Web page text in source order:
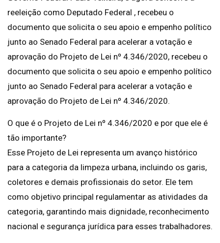
reeleição como Deputado Federal , recebeu o
documento que solicita o seu apoio e empenho político
junto ao Senado Federal para acelerar a votação e
aprovação do Projeto de Lei nº 4.346/2020, recebeu o
documento que solicita o seu apoio e empenho político
junto ao Senado Federal para acelerar a votação e
aprovação do Projeto de Lei nº 4.346/2020.
O que é o Projeto de Lei nº 4.346/2020 e por que ele é
tão importante?
Esse Projeto de Lei representa um avanço histórico
para a categoria da limpeza urbana, incluindo os garis,
coletores e demais profissionais do setor. Ele tem
como objetivo principal regulamentar as atividades da
categoria, garantindo mais dignidade, reconhecimento
nacional e segurança jurídica para esses trabalhadores.